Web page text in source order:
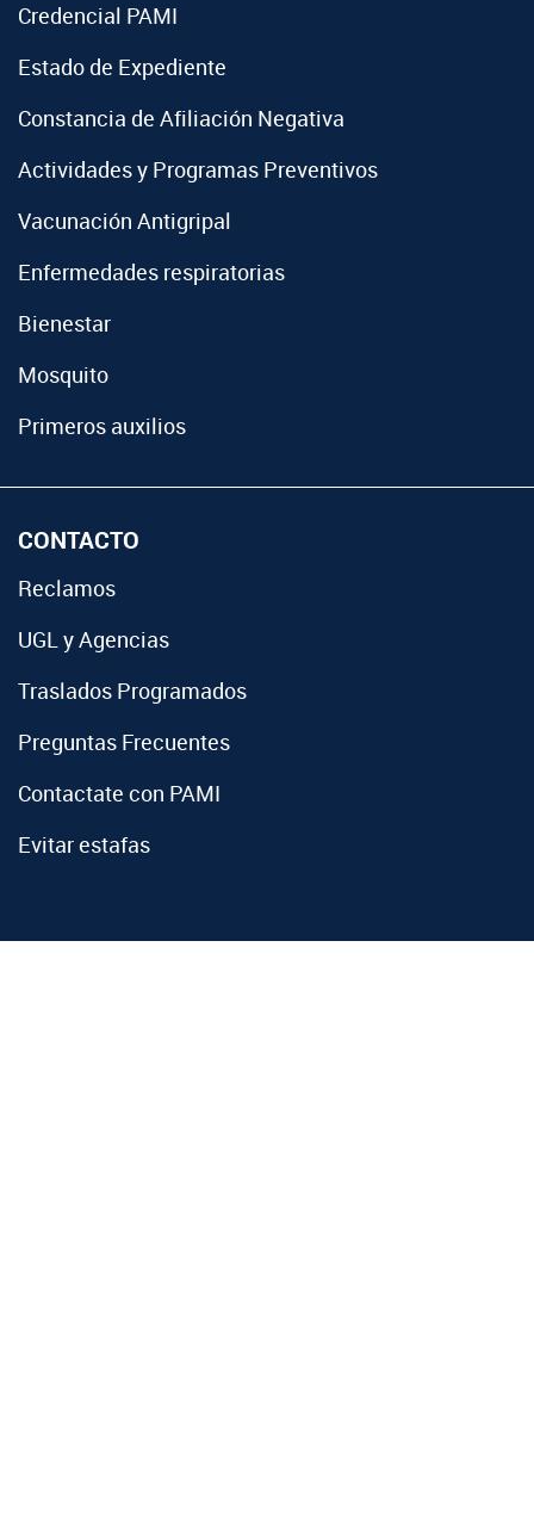
Credencial PAMI
Estado de Expediente
Constancia de Afiliación Negativa
Actividades y Programas Preventivos
Vacunación Antigripal
Enfermedades respiratorias
Bienestar
Mosquito
Primeros auxilios
CONTACTO
Reclamos
UGL y Agencias
Traslados Programados
Preguntas Frecuentes
Contactate con PAMI
Evitar estafas